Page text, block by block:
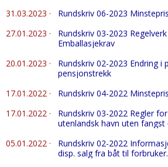
31.03.2023 ·
Rundskriv 06-2023
27.01.2023 ·
Rundskriv 03-2023
Emballasjekrav
20.01.2023 ·
Rundskriv 02-2023 Endring
pensjonstrekk
17.01.2022 ·
Rundskriv 04-2022
17.01.2022 ·
Rundskriv 03-2022 Regler
utenlandsk havn uten fangst
05.01.2022 ·
Rundskriv 02-2022
disp. salg fra båt til forbruker.